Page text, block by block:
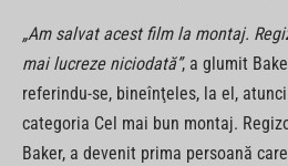
„Am salvat acest film la montaj.
mai lucreze niciodată”, a glumit
referindu-se, bineînţeles, la el,
categoria Cel mai bun montaj.
Baker, a devenit prima persoană